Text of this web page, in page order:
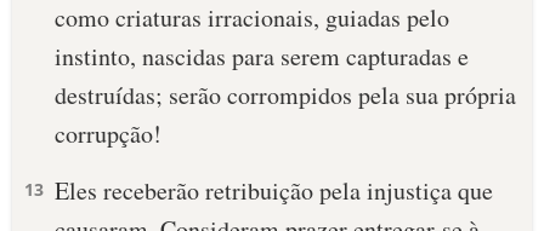
como criaturas irracionais, guiadas pelo
instinto, nascidas para serem capturadas e
destruídas; serão corrompidos pela sua própria
corrupção!
13 Eles receberão retribuição pela injustiça que